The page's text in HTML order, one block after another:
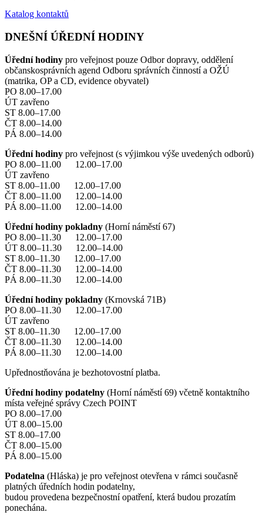
Katalog kontaktů
DNEŠNÍ ÚŘEDNÍ HODINY
Úřední hodiny pro veřejnost pouze Odbor dopravy, oddělení
občanskosprávních agend Odboru správních činností a OŽÚ
(matrika, OP a CD, evidence obyvatel)
PO 8.00–17.00
ÚT zavřeno
ST 8.00–17.00
ČT 8.00–14.00
PÁ 8.00–14.00
Úřední hodiny pro veřejnost (s výjimkou výše uvedených odborů)
PO 8.00–11.00 12.00–17.00
ÚT zavřeno
ST 8.00–11.00 12.00–17.00
ČT 8.00–11.00 12.00–14.00
PÁ 8.00–11.00 12.00–14.00
Úřední hodiny pokladny (Horní náměstí 67)
PO 8.00–11.30 12.00–17.00
ÚT 8.00–11.30 12.00–14.00
ST 8.00–11.30 12.00–17.00
ČT 8.00–11.30 12.00–14.00
PÁ 8.00–11.30 12.00–14.00
Úřední hodiny pokladny (Krnovská 71B)
PO 8.00–11.30 12.00–17.00
ÚT zavřeno
ST 8.00–11.30 12.00–17.00
ČT 8.00–11.30 12.00–14.00
PÁ 8.00–11.30 12.00–14.00
Upřednostňována je bezhotovostní platba.
Úřední hodiny podatelny (Horní náměstí 69) včetně kontaktního
místa veřejné správy Czech POINT
PO 8.00–17.00
ÚT 8.00–15.00
ST 8.00–17.00
ČT 8.00–15.00
PÁ 8.00–15.00
Podatelna (Hláska) je pro veřejnost otevřena v rámci současně
platných úředních hodin podatelny,
budou provedena bezpečnostní opatření, která budou prozatím
ponechána.